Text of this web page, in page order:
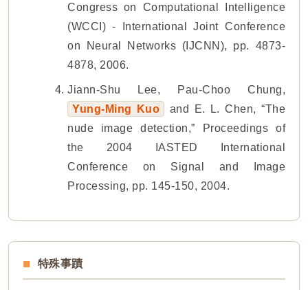
Congress on Computational Intelligence
(WCCI) - International Joint Conference
on Neural Networks (IJCNN), pp. 4873-
4878, 2006.
Jiann-Shu Lee, Pau-Choo Chung,
Yung-Ming Kuo
and E. L. Chen, “The
nude image detection,” Proceedings of
the 2004 IASTED International
Conference on Signal and Image
Processing, pp. 145-150, 2004.
特殊事蹟